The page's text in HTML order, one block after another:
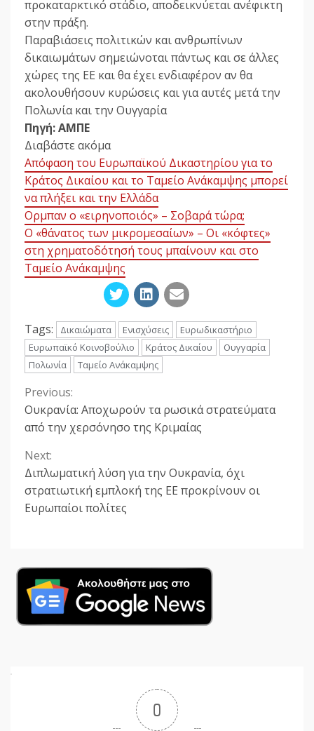
προκαταρκτικό στάδιο, αποδεικνύεται ανέφικτη
στην πράξη.
Παραβιάσεις πολιτικών και ανθρωπίνων
δικαιωμάτων σημειώνοται πάντως και σε άλλες
χώρες της ΕΕ και θα έχει ενδιαφέρον αν θα
ακολουθήσουν κυρώσεις και για αυτές μετά την
Πολωνία και την Ουγγαρία
Πηγή: ΑΜΠΕ
Διαβάστε ακόμα
Απόφαση του Ευρωπαϊκού Δικαστηρίου για το
Κράτος Δικαίου και το Ταμείο Ανάκαμψης μπορεί
να πλήξει και την Ελλάδα
Ορμπαν ο «ειρηνοποιός» – Σοβαρά τώρα;
Ο «θάνατος των μικρομεσαίων» – Οι «κόφτες»
στη χρηματοδότησή τους μπαίνουν και στο
Ταμείο Ανάκαμψης
Tags: Δικαιώματα Ενισχύσεις
Ευρωδικαστήριο
Ευρωπαϊκό Κοινοβούλιο
Κράτος Δικαίου
Ουγγαρία
Πολωνία
Ταμείο Ανάκαμψης
Continue
Reading
Previous:
Oυκρανία: Αποχωρούν τα ρωσικά στρατεύματα
από την χερσόνησο της Κριμαίας
Next:
Διπλωματική λύση για την Ουκρανία, όχι
στρατιωτική εμπλοκή της ΕΕ προκρίνουν οι
Ευρωπαίοι πολίτες
0